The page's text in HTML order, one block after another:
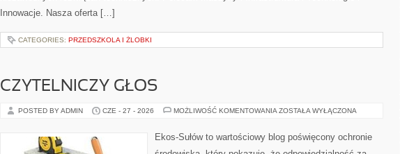
Innowacje. Nasza oferta […]
CATEGORIES: PRZEDSZKOLA I ŻLOBKI
CZYTELNICZY GŁOS
POSTED BY ADMIN CZE - 27 - 2026 MOŻLIWOŚĆ KOMENTOWANIA CZYTELNICZY
ZOSTAŁA WYŁĄCZONA
Ekos-Sułów to wartościowy blog poświęcony ochronie